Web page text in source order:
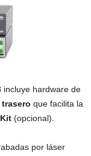
incluye hardware de
que facilita la
(opcional).
por láser